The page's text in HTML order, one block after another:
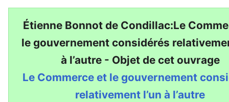
Étienne Bonnot de Condillac:Le
le gouvernement considérés
à l’autre - Objet de cet ouvrage
Le Commerce et le gouvernement
relativement l’un à l’autre